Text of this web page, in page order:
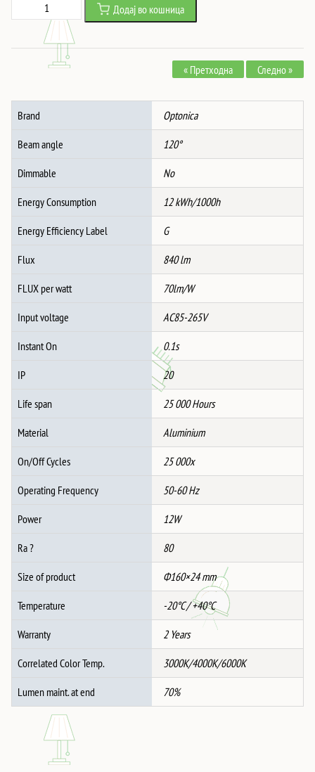
was:
755 ден.
347 ден.
Надргаден
количина
Додај во кошница
« Претходна Следно »
Brand Optonica
Beam angle 120°
Dimmable No
Energy Consumption 12 kWh/1000h
Energy Efficiency Label G
Flux 840 lm
FLUX per watt 70lm/W
Input voltage AC85-265V
Instant On 0.1s
IP 20
Life span 25 000 Hours
Material Aluminium
On/Off Cycles 25 000x
Operating Frequency 50-60 Hz
Power 12W
Ra ? 80
Size of product Ф160×24 mm
Temperature -20°C / +40°C
Warranty 2 Years
Correlated Color Temp. 3000K/4000K/6000K
Lumen maint. at end 70%